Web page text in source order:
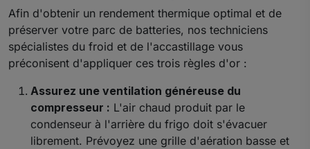
Afin d'obtenir un rendement thermique optimal et de
préserver votre parc de batteries, nos techniciens
spécialistes du froid et de l'accastillage vous
préconisent d'appliquer ces trois règles d'or :
Assurez une ventilation généreuse du
compresseur : L'air chaud produit par le
condenseur à l'arrière du frigo doit s'évacuer
librement. Prévoyez une grille d'aération basse et